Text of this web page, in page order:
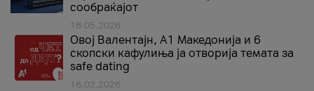
сообраќајот
18.05.2026
Овој Валентајн, A1 Македонија и 6
скопски кафулиња ја отворија темата за
safe dating
16.02.2026